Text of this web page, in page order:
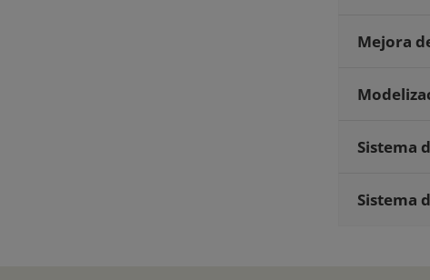
Mejora
Sistema
Sistema